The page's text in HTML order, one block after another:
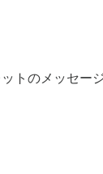
トのメッセー